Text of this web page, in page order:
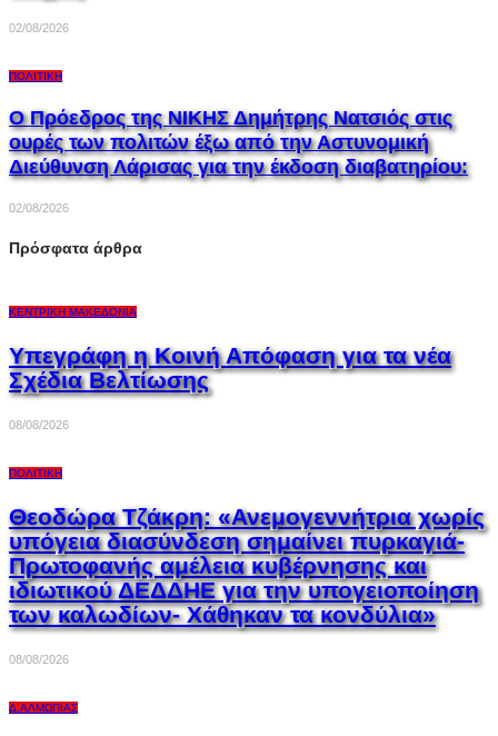
02/08/2026
ΠΟΛΙΤΙΚΉ
Ο Πρόεδρος της ΝΙΚΗΣ Δημήτρης Νατσιός στις
ουρές των πολιτών έξω από την Αστυνομική
Διεύθυνση Λάρισας για την έκδοση διαβατηρίου:
02/08/2026
Πρόσφατα άρθρα
ΚΕΝΤΡΙΚΉ ΜΑΚΕΔΟΝΊΑ
Υπεγράφη η Κοινή Απόφαση για τα νέα
Σχέδια Βελτίωσης
08/08/2026
ΠΟΛΙΤΙΚΉ
Θεοδώρα Τζάκρη: «Ανεμογεννήτρια χωρίς
υπόγεια διασύνδεση σημαίνει πυρκαγιά-
Πρωτοφανής αμέλεια κυβέρνησης και
ιδιωτικού ΔΕΔΔΗΕ για την υπογειοποίηση
των καλωδίων- Χάθηκαν τα κονδύλια»
08/08/2026
Δ.ΑΛΜΩΠΊΑΣ